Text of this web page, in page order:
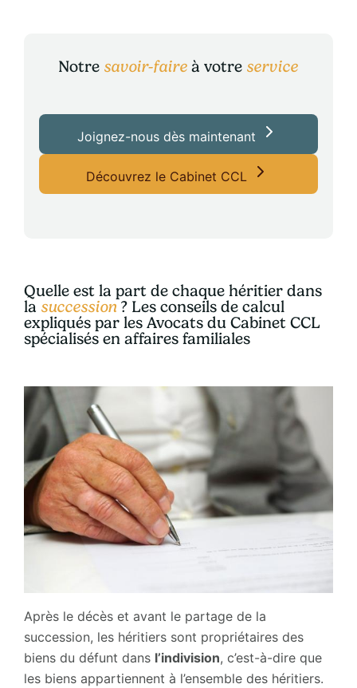
Notre savoir-faire à votre service
Joignez-nous dès maintenant
Découvrez le Cabinet CCL
Quelle est la part de chaque héritier dans
la succession? Les conseils de calcul
expliqués par les Avocats du Cabinet CCL
spécialisés en affaires familiales
Après le décès et avant le partage de la
succession, les héritiers sont propriétaires des
biens du défunt dans l’indivision, c’est-à-dire que
les biens appartiennent à l’ensemble des héritiers.